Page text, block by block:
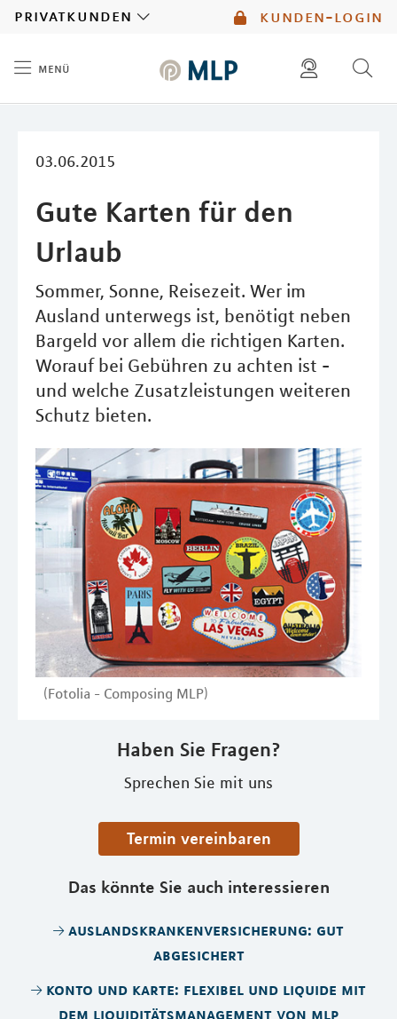
kunden-login
privatkunden
menü
03.06.2015
Gute Karten für den
Urlaub
Sommer, Sonne, Reisezeit. Wer im
Ausland unterwegs ist, benötigt neben
Bargeld vor allem die richtigen Karten.
Worauf bei Gebühren zu achten ist -
und welche Zusatzleistungen weiteren
Schutz bieten.
(Fotolia - Composing MLP)
Haben Sie Fragen?
Sprechen Sie mit uns
Termin vereinbaren
Das könnte Sie auch interessieren
auslandskrankenversicherung: gut
abgesichert
konto und karte: flexibel und liquide mit
dem liquiditätsmanagement von mlp